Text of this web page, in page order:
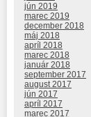
jún 2019
marec 2019
december 2018
máj 2018
apríl 2018
marec 2018
január 2018
september 2017
august 2017
jún 2017
apríl 2017
marec 2017